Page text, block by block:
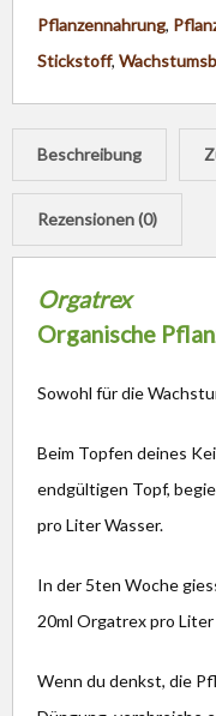
Pflanzennahrung,
Stickstoff,
Beschreibung
Rezensionen (0)
Orgatrex
Organische
Sowohl für die
Beim Topfen deines
endgültigen Topf,
pro Liter Wasser.
In der 5ten Woche
20ml Orgatrex pro Liter
Wenn du denkst, die